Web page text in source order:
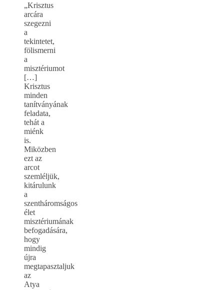
„Krisztus
arcára
szegezni
a
tekintetet,
fölismerni
a
misztériumot
[…]
Krisztus
minden
tanítványának
feladata,
tehát a
miénk
is.
Miközben
ezt az
arcot
szemléljük,
kitárulunk
a
szentháromságos
élet
misztériumának
befogadására,
hogy
mindig
újra
megtapasztaljuk
az
Atya